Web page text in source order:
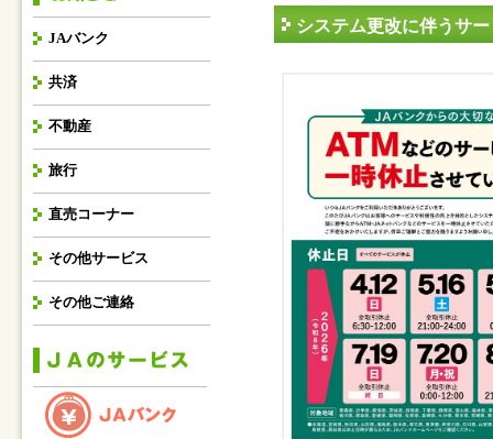
JAバンク
共済
不動産
旅行
直売コーナー
その他サービス
その他ご連絡
システム更改に伴うサ